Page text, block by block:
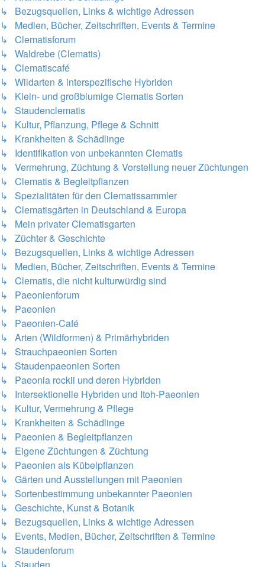
↳ Bezugsquellen, Links & wichtige Adressen
↳ Medien, Bücher, Zeitschriften, Events & Termine
↳ Clematisforum
↳ Waldrebe (Clematis)
↳ Clematiscafé
↳ Wildarten & interspezifische Hybriden
↳ Klein- und großblumige Clematis Sorten
↳ Staudenclematis
↳ Kultur, Pflanzung, Pflege & Schnitt
↳ Krankheiten & Schädlinge
↳ Identifikation von unbekannten Clematis
↳ Vermehrung, Züchtung & Vorstellung neuer Züchtungen
↳ Clematis & Begleitpflanzen
↳ Spezialitäten für den Clematissammler
↳ Clematisgärten in Deutschland & Europa
↳ Mein privater Clematisgarten
↳ Züchter & Geschichte
↳ Bezugsquellen, Links & wichtige Adressen
↳ Medien, Bücher, Zeitschriften, Events & Termine
↳ Clematis, die nicht kulturwürdig sind
↳ Paeonienforum
↳ Paeonien
↳ Paeonien-Café
↳ Arten (Wildformen) & Primärhybriden
↳ Strauchpaeonien Sorten
↳ Staudenpaeonien Sorten
↳ Paeonia rockii und deren Hybriden
↳ Intersektionelle Hybriden und Itoh-Paeonien
↳ Kultur, Vermehrung & Pflege
↳ Krankheiten & Schädlinge
↳ Paeonien & Begleitpflanzen
↳ Eigene Züchtungen & Züchtung
↳ Paeonien als Kübelpflanzen
↳ Gärten und Ausstellungen mit Paeonien
↳ Sortenbestimmung unbekannter Paeonien
↳ Geschichte, Kunst & Botanik
↳ Bezugsquellen, Links & wichtige Adressen
↳ Events, Medien, Bücher, Zeitschriften & Termine
↳ Staudenforum